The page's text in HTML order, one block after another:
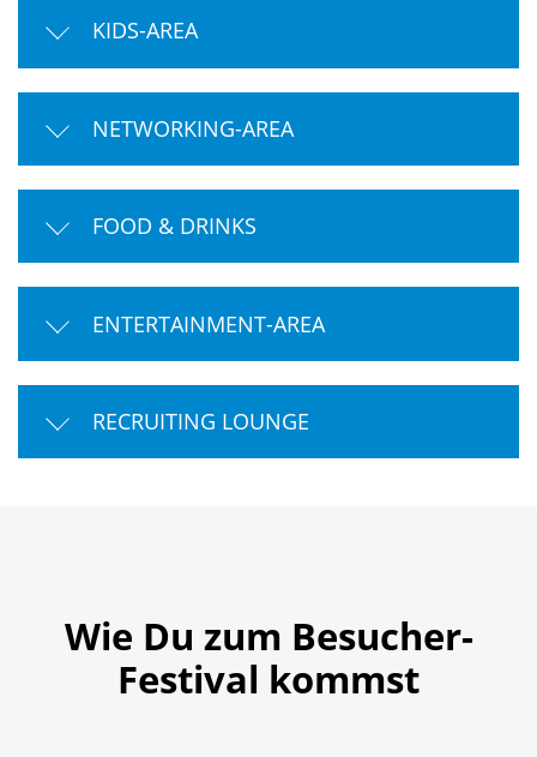
KIDS-AREA
NETWORKING-AREA
FOOD & DRINKS
ENTERTAINMENT-AREA
RECRUITING LOUNGE
Wie Du zum Besucher-
Festival kommst